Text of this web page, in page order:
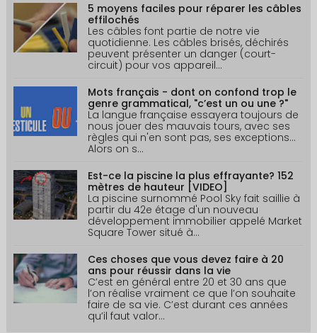
5 moyens faciles pour réparer les câbles
effilochés
Les câbles font partie de notre vie
quotidienne. Les câbles brisés, déchirés
peuvent présenter un danger (court-
circuit) pour vos appareil...
Mots français - dont on confond trop le
genre grammatical, "c’est un ou une ?"
La langue française essayera toujours de
nous jouer des mauvais tours, avec ses
règles qui n'en sont pas, ses exceptions...
Alors on s...
Est-ce la piscine la plus effrayante? 152
mètres de hauteur [VIDEO]
La piscine surnommé Pool Sky fait saillie à
partir du 42e étage d'un nouveau
développement immobilier appelé Market
Square Tower situé à...
Ces choses que vous devez faire à 20
ans pour réussir dans la vie
C’est en général entre 20 et 30 ans que
l’on réalise vraiment ce que l’on souhaite
faire de sa vie. C’est durant ces années
qu’il faut valor...